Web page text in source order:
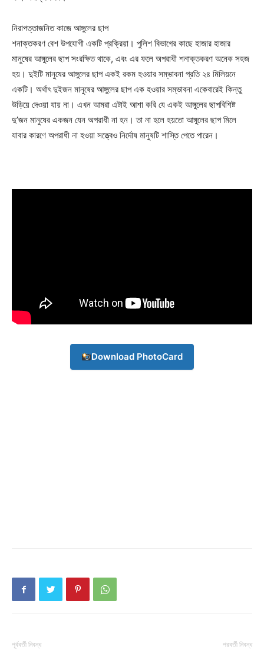
Contact us
Subscription Plans
My account
Download PhotoCard
নিরাপত্তাজনিত কাজে আঙ্গুলের ছাপ
শনাক্তকরণ বেশ উপযোগী একটি প্রক্রিয়া। পুলিশ বিভাগের কাছে হাজার হাজার
মানুষের আঙ্গুলের ছাপ সংরক্ষিত থাকে, এবং এর ফলে অপরাধী শনাক্তকরণ অনেক সহজ
হয়। দুইটি মানুষের আঙ্গুলের ছাপ একই রকম হওয়ার সম্ভাবনা প্রতি ২৪ মিলিয়নে
একটি। অর্থাৎ দুইজন মানুষের আঙ্গুলের ছাপ এক হওয়ার সম্ভাবনা একেবারেই কিন্তু
উড়িয়ে দেওয়া যায় না। এখন আমরা এটাই আশা করি যে একই আঙ্গুলের ছাপবিশিষ্ট
দু’জন মানুষের একজন যেন অপরাধী না হন। তা না হলে হয়তো আঙ্গুলের ছাপ মিলে
যাবার কারণে অপরাধী না হওয়া সত্ত্বেও নির্দোষ মানুষটি শাস্তি পেতে পারেন।
Download PhotoCard
পূর্ববর্তী নিবন্ধ পরবর্তী নিবন্ধ